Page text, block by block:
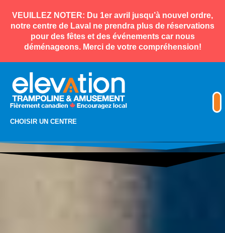
VEUILLEZ NOTER: Du 1er avril jusqu’à nouvel ordre,
notre centre de Laval ne prendra plus de réservations
pour des fêtes et des événements car nous
déménageons. Merci de votre compréhension!
CHOISIR UN CENTRE